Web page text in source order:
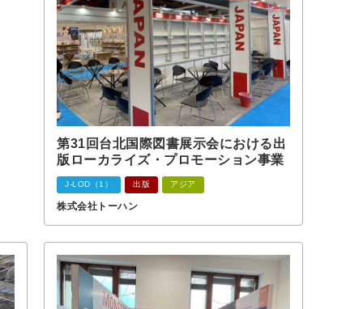
第31回台北国際図書展示会における出
版ローカライズ・プロモーション事業
J-LOD（1） 出版 アジア
株式会社トーハン